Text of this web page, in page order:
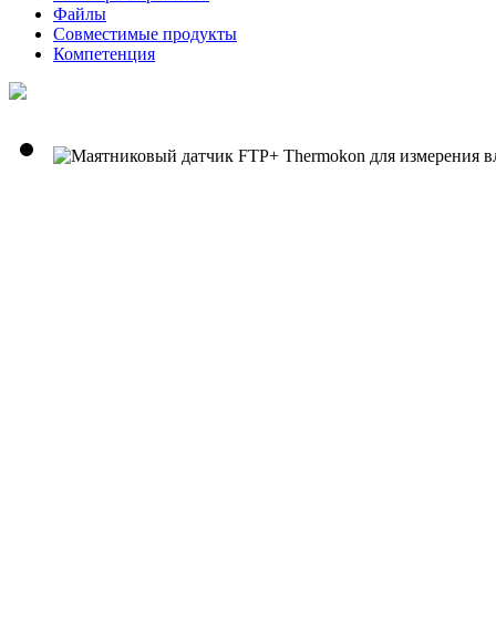
Файлы
Совместимые продукты
Компетенция